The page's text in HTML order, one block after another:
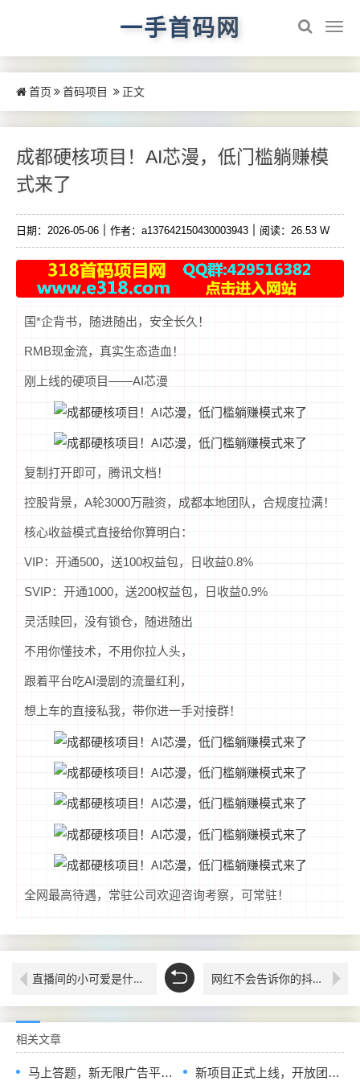
一手首码网
首页 首码项目 正文
成都硬核项目！AI芯漫，低门槛躺赚模
式来了
日期：2026-05-06 作者：a137642150430003943 阅读：26.53 W
国*企背书，随进随出，安全长久！
RMB现金流，真实生态造血！
刚上线的硬项目——AI芯漫
复制打开即可，腾讯文档！
控股背景，A轮3000万融资，成都本地团队，合规度拉满！
核心收益模式直接给你算明白：
VIP：开通500，送100权益包，日收益0.8%
SVIP：开通1000，送200权益包，日收益0.9%
灵活赎回，没有锁仓，随进随出
不用你懂技术，不用你拉人头，
跟着平台吃AI漫剧的流量红利，
想上车的直接私我，带你进一手对接群！
全网最高待遇，常驻公司欢迎咨询考察，可常驻！
直播间的小可爱是什么，挂铁怎么挂，抖音黑科技地址，涨粉丝云端商城在哪，一文详情告诉你 网红不会告诉你的抖音黑科技云端商城快手挂铁涨粉丝人气APP软件地址
相关文章
马上答题，新无限广告平台全网首发，官方一手直招顶级代理，待遇拉满 新项目正式上线，开放团队长入驻通道，首批扶持政策全面释放